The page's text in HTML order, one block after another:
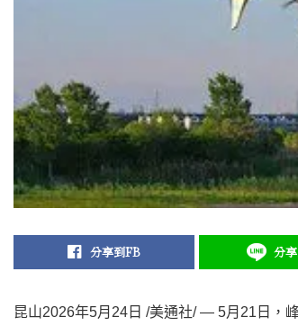
分享到FB 分
昆山2026年5月24日 /美通社/ — 5月21日，